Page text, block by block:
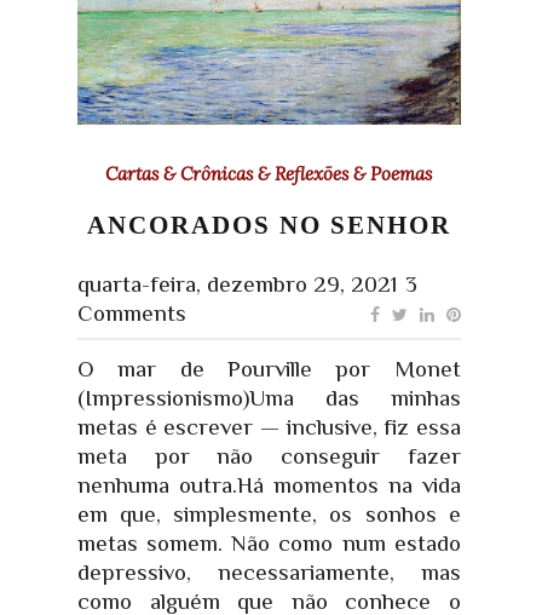
Cartas & Crônicas & Reflexões & Poemas
ANCORADOS NO SENHOR
quarta-feira, dezembro 29, 2021 3
Comments
O mar de Pourville por Monet
(Impressionismo)Uma das minhas
metas é escrever — inclusive, fiz essa
meta por não conseguir fazer
nenhuma outra.Há momentos na vida
em que, simplesmente, os sonhos e
metas somem. Não como num estado
depressivo, necessariamente, mas
como alguém que não conhece o